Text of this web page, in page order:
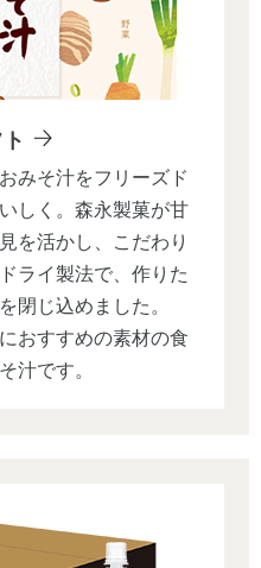
みそ汁をフリーズド
しく。森永製菓が甘
を活かし、こだわり
ライ製法で、作りた
閉じ込めました。
おすすめの素材の食
汁です。